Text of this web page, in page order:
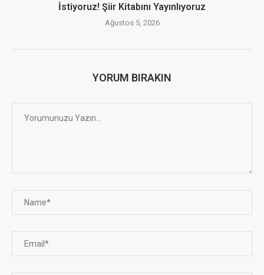
İstiyoruz! Şiir Kitabını Yayınlıyoruz
Ağustos 5, 2026
YORUM BIRAKIN